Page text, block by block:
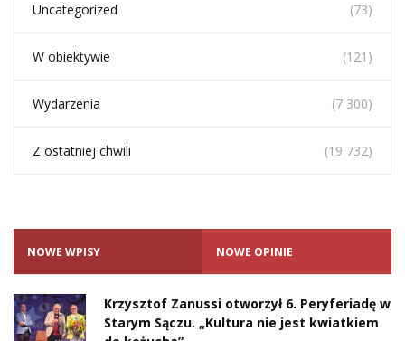
Uncategorized (73)
W obiektywie (121)
Wydarzenia (7 300)
Z ostatniej chwili (19 732)
NOWE WPISY NOWE OPINIE
Krzysztof Zanussi otworzył 6. Peryferiadę w
Starym Sączu. „Kultura nie jest kwiatkiem